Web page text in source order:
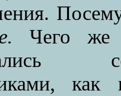
Чего же